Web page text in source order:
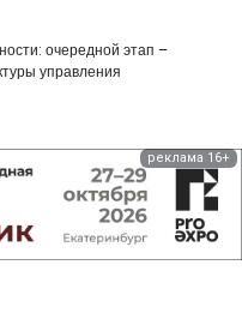
очередной этап –
управления
реклама 16+